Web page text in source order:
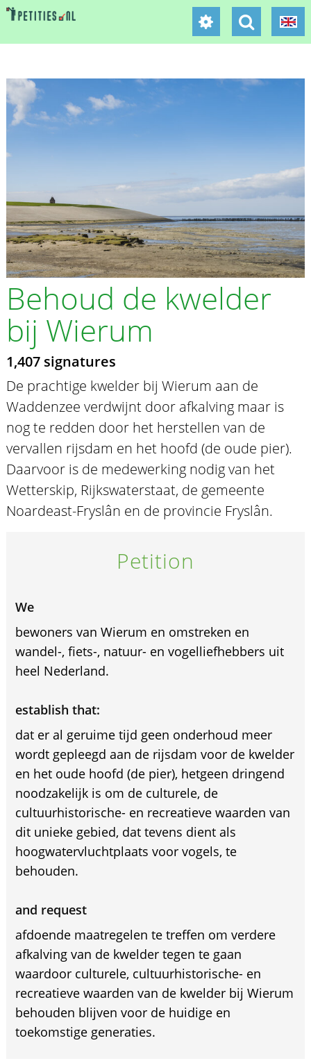
Behoud de kwelder
bij Wierum
1,407 signatures
De prachtige kwelder bij Wierum aan de
Waddenzee verdwijnt door afkalving maar is
nog te redden door het herstellen van de
vervallen rijsdam en het hoofd (de oude pier).
Daarvoor is de medewerking nodig van het
Wetterskip, Rijkswaterstaat, de gemeente
Noardeast-Fryslân en de provincie Fryslân.
Petition
We
bewoners van Wierum en omstreken en
wandel-, fiets-, natuur- en vogelliefhebbers uit
heel Nederland.
establish that:
dat er al geruime tijd geen onderhoud meer
wordt gepleegd aan de rijsdam voor de kwelder
en het oude hoofd (de pier), hetgeen dringend
noodzakelijk is om de culturele, de
cultuurhistorische- en recreatieve waarden van
dit unieke gebied, dat tevens dient als
hoogwatervluchtplaats voor vogels, te
behouden.
and request
afdoende maatregelen te treffen om verdere
afkalving van de kwelder tegen te gaan
waardoor culturele, cultuurhistorische- en
recreatieve waarden van de kwelder bij Wierum
behouden blijven voor de huidige en
toekomstige generaties.